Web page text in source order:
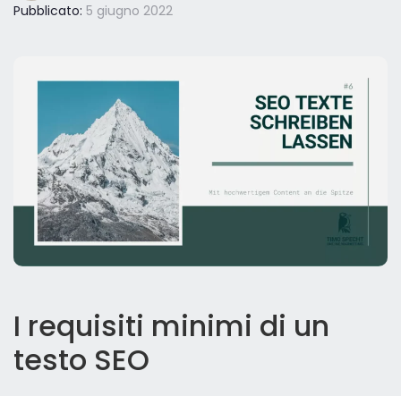
Pubblicato: 5 giugno 2022
I requisiti minimi di un
testo SEO